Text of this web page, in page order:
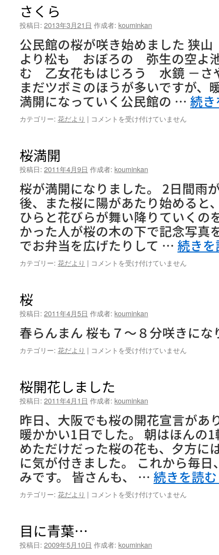
さくら
投稿日: 2013年3月21日 作成者: kouminkan
公民館の桜が咲き始めました 狭
より松も おぼろの 弥生の空よ
む 乙女花もはじろう 水鏡 －さ
まだツボミのほうが多いですが、
満開になっていく公民館の … 続
カテゴリー: 花だより | さ
コメントを受け付けていません
桜満開
投稿日: 2011年4月9日 作成者: kouminkan
桜が満開になりました。 2日間雨
後、また桜に陽があたり始めると
ひらと花びらが舞い降りていくの
かった人が桜の木の下で記念写真
でお弁当を広げたりして … 続き
カテゴリー: 花だより | 桜
コメントを受け付けていません
桜
投稿日: 2011年4月5日 作成者: kouminkan
春らんまん 桜も７～８分咲きにな
カテゴリー: 花だより | 桜
コメントを受け付けていません
桜開花しました
投稿日: 2011年4月1日 作成者: kouminkan
昨日、大阪でも桜の開花宣言があ
暖かかい1日でした。 朝はほんの
めただけだった桜の花も、夕方に
に気が付きました。 これから毎
みです。 皆さんも、 … 続きを読
カテゴリー: 花だより | 桜
し
コメントを受け付けていません
目に青葉…
投稿日: 2009年5月10日 作成者: kouminkan